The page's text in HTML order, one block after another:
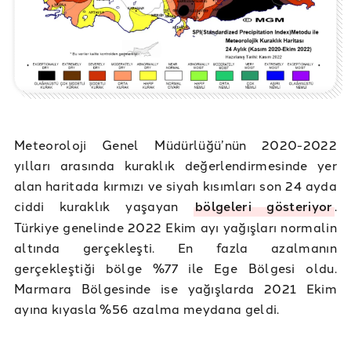
Meteoroloji Genel Müdürlüğü’nün 2020-2022
yılları arasında kuraklık değerlendirmesinde yer
alan haritada kırmızı ve siyah kısımları son 24 ayda
ciddi kuraklık yaşayanbölgeleri gösteriyor.
Türkiye genelinde 2022 Ekim ayı yağışları normalin
altında gerçekleşti. En fazla azalmanın
gerçekleştiği bölge %77 ile Ege Bölgesi oldu.
Marmara Bölgesinde ise yağışlarda 2021 Ekim
ayına kıyasla %56 azalma meydana geldi.